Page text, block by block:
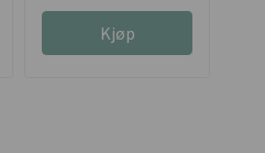
Kjøp